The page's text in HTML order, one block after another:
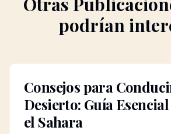
podrían
Consejos para
Desierto: Guía
el Sahara